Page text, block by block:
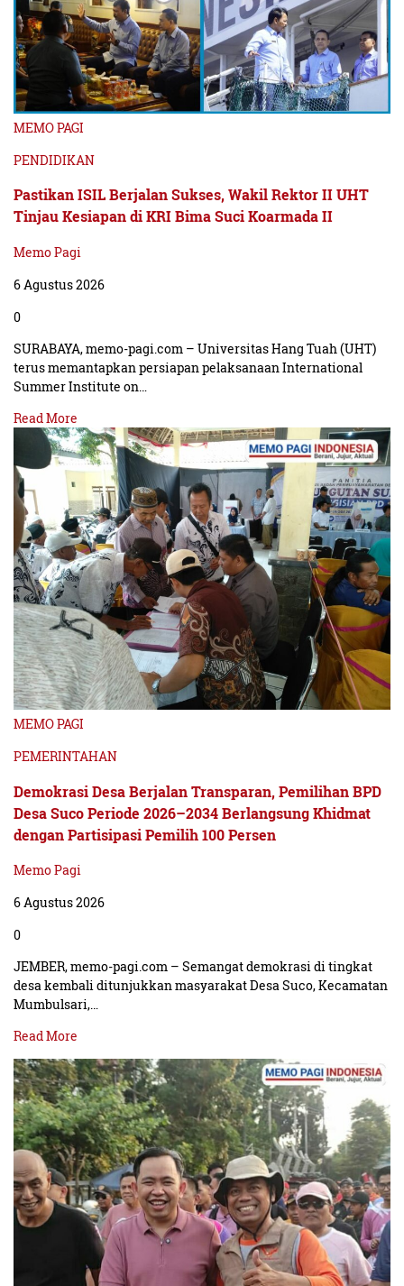
Dalam kesempatan tersebut, jenderal bintang tiga ini
turut mengucapkan selamat atas peringatan HUT
Korsabhara yang bertepatan dan berlangsungnya ibadah
puasa.
dari Tuhan Yang Maha Esa dapat melaksanakan upacara
dalam rangka memperingati hari lahir Sabhara Polri ke-
72 yang jatuh pada hari Senin tanggal 11 Maret 2024
bertepatan dengan masuknya bulan suci 1445 Hijriah
ibadah puasa bagi rekan-rekan yang
menjalankan,”pungkasnya
MEMO PAGI
PENDIDIKAN
Pastikan ISIL Berjalan Sukses, Wakil Rektor II UHT
Tinjau Kesiapan di KRI Bima Suci Koarmada II
Memo Pagi
6 Agustus 2026
0
SURABAYA, memo-pagi.com – Universitas Hang Tuah (UHT)
terus memantapkan persiapan pelaksanaan International
Summer Institute on…
Read More
MEMO PAGI
PEMERINTAHAN
Demokrasi Desa Berjalan Transparan, Pemilihan BPD
Desa Suco Periode 2026–2034 Berlangsung Khidmat
dengan Partisipasi Pemilih 100 Persen
Memo Pagi
6 Agustus 2026
0
JEMBER, memo-pagi.com – Semangat demokrasi di tingkat
desa kembali ditunjukkan masyarakat Desa Suco, Kecamatan
Mumbulsari,…
Read More